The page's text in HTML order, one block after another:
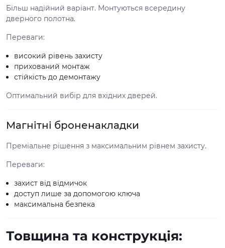
Більш надійний варіант. Монтуються всередину
дверного полотна.
Переваги:
високий рівень захисту
прихований монтаж
стійкість до демонтажу
Оптимальний вибір для вхідних дверей.
Магнітні броненакладки
Преміальне рішення з максимальним рівнем захисту.
Переваги:
захист від відмичок
доступ лише за допомогою ключа
максимальна безпека
Товщина та конструкція: